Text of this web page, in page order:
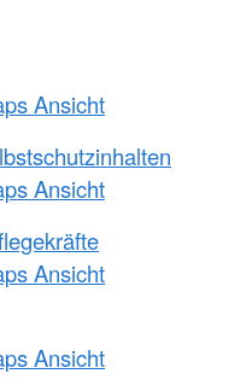
Ansicht
Ansicht
Ansicht
Ansicht